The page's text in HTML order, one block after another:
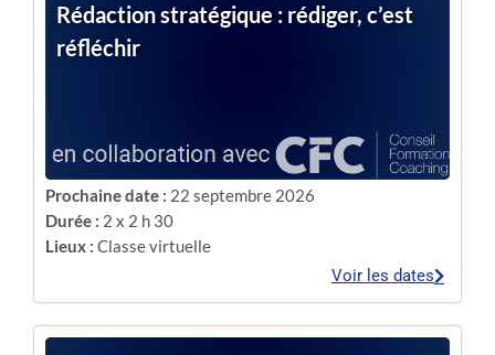
Rédaction stratégique : rédiger, c’est
réfléchir
Prochaine date : 22 septembre 2026
Durée : 2 x 2 h 30
Lieux : Classe virtuelle
Voir les dates